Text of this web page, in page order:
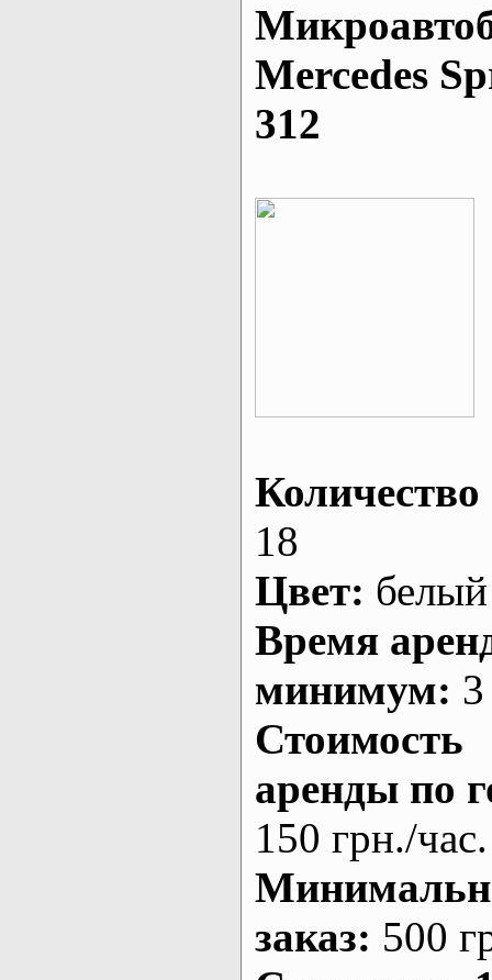
Mеrcedes
312
Количество
18
Цвет: белый
Время
минимум:
Стоимость
аренды по
150 грн./час.
заказ: 500